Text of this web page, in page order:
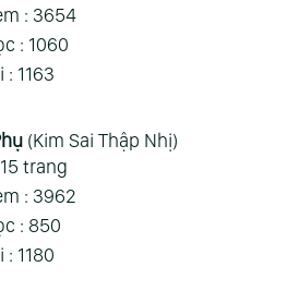
: 3654
: 1060
1163
(Kim Sai Thập Nhị)
trang
: 3962
: 850
1180